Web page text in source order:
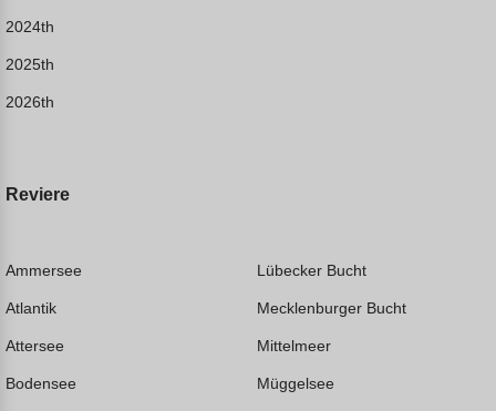
2024th
2025th
2026th
Reviere
Ammersee
Atlantik
Attersee
Bodensee
Lübecker Bucht
Mecklenburger Bucht
Mittelmeer
Müggelsee